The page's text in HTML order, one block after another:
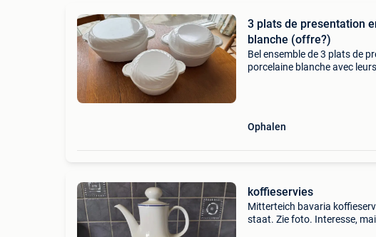
3 plats de presentation
blanche (offre?)
Bel ensemble de 3 plats de
porcelaine blanche avec
Ophalen
koffieservies
Mitterteich bavaria
staat. Zie foto. Interesse,